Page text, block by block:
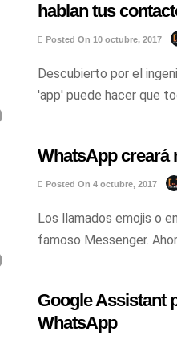
hablan tus
Posted On 10 octubre, 2017
Descubierto por el
'app' puede hacer que
WhatsApp creará
Posted On 4 octubre, 2017
Los llamados emojis o
famoso Messenger.
Google Assistant
WhatsApp